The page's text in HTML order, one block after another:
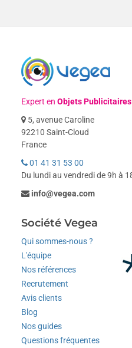
Expert enObjets Publicitaires
5, avenue Caroline
92210 Saint-Cloud
France
01 41 31 53 00
Du lundi au vendredi de 9h à
info@vegea.com
Société Vegea
Qui sommes-nous ?
L'équipe
Nos références
Recrutement
Avis clients
Blog
Nos guides
Questions fréquentes